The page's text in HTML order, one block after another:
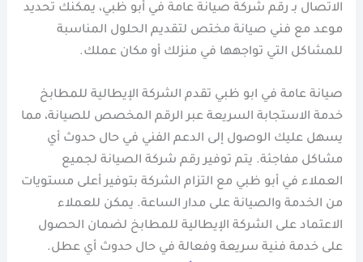
الاتصال بـ رقم شركة صيانة عامة في أبو ظبي، يمكنك تحديد
موعد مع فني صيانة مختص لتقديم الحلول المناسبة
للمشاكل التي تواجهها في منزلك أو مكان عملك.
صيانة عامة في ابو ظبي تقدم الشركة الإيطالية للمطابخ
خدمة الاستجابة السريعة عبر الرقم المخصص للصيانة، مما
يسهل عليك الوصول إلى الدعم الفني في حال حدوث أي
مشاكل مفاجئة. يتم توفير رقم شركة الصيانة لجميع
العملاء في أبو ظبي مع التزام الشركة بتوفير أعلى مستويات
من الخدمة والصيانة على مدار الساعة. يمكن للعملاء
الاعتماد على الشركة الإيطالية للمطابخ لضمان الحصول
على خدمة فنية سريعة وفعالة في حال حدوث أي عطل.